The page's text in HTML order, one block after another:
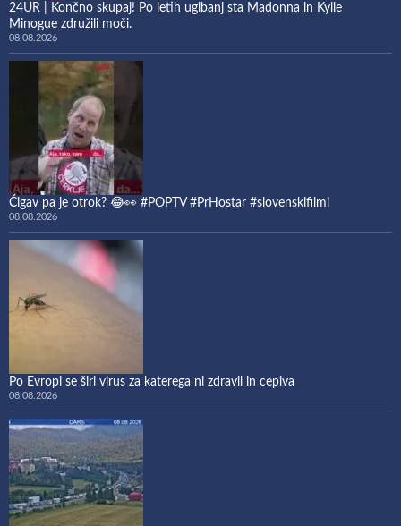
24UR | Končno skupaj! Po letih ugibanj sta Madonna in Kylie
Minogue združili moči.
08.08.2026
Čigav pa je otrok? 😂👀 #POPTV #PrHostar #slovenskifilmi
08.08.2026
Po Evropi se širi virus za katerega ni zdravil in cepiva
08.08.2026